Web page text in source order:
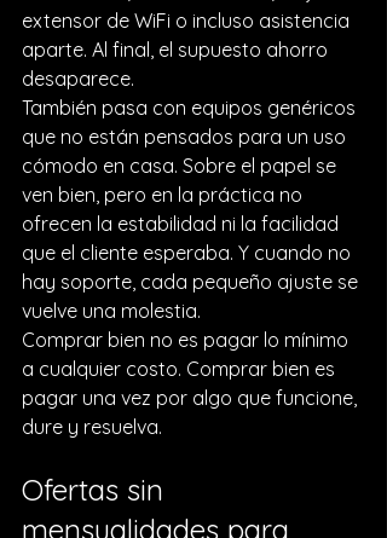
extensor de WiFi o incluso asistencia
aparte. Al final, el supuesto ahorro
desaparece.
También pasa con equipos genéricos
que no están pensados para un uso
cómodo en casa. Sobre el papel se
ven bien, pero en la práctica no
ofrecen la estabilidad ni la facilidad
que el cliente esperaba. Y cuando no
hay soporte, cada pequeño ajuste se
vuelve una molestia.
Comprar bien no es pagar lo mínimo
a cualquier costo. Comprar bien es
pagar una vez por algo que funcione,
dure y resuelva.
Ofertas sin
mensualidades para